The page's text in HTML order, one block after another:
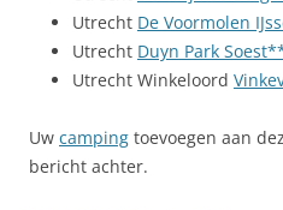
Utrecht De Voormolen
Utrecht Duyn Park
Utrecht Winkeloord
Uw camping toevoegen aan
bericht achter.